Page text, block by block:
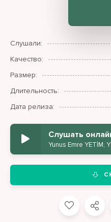
Слушали:
Качество:
Размер:
Длительность:
Дата релиза:
Слушать
Yunus Emre YETİM,